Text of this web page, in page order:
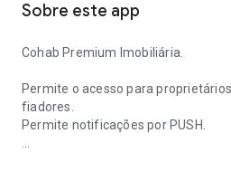
Sobre este app
Cohab Premium Imobiliária.
Permite o acesso para
fiadores.
Permite notificações por PUSH.